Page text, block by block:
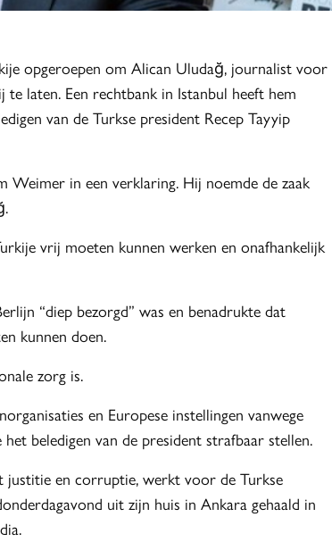
opgeroepen om Alican Uludağ, journalist voor
laten. Een rechtbank in Istanbul heeft hem
van de Turkse president Recep Tayyip
Weimer in een verklaring. Hij noemde de zaak
vrij moeten kunnen werken en onafhankelijk
“diep bezorgd” was en benadrukte dat
kunnen doen.
zorg is.
en Europese instellingen vanwege
beledigen van de president strafbaar stellen.
justitie en corruptie, werkt voor de Turkse
uit zijn huis in Ankara gehaald in